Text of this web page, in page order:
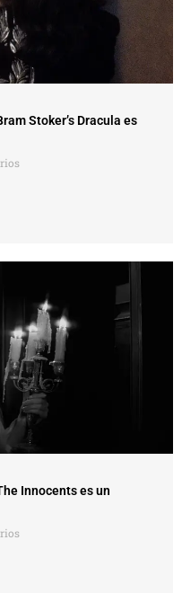
Stoker’s Dracula es
Innocents es un